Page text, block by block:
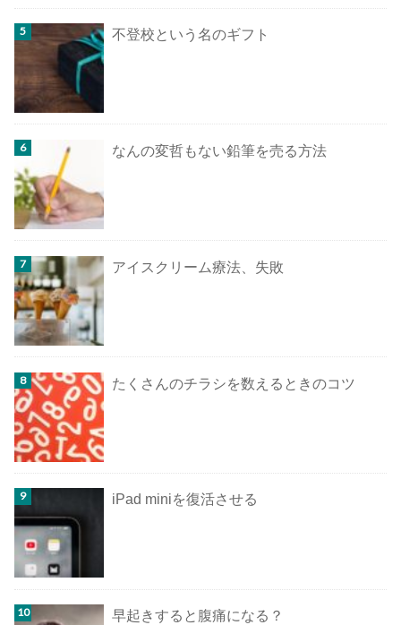
不登校という名のギフト
なんの変哲もない鉛筆を売る方法
アイスクリーム療法、失敗
たくさんのチラシを数えるときのコツ
iPad miniを復活させる
早起きすると腹痛になる？